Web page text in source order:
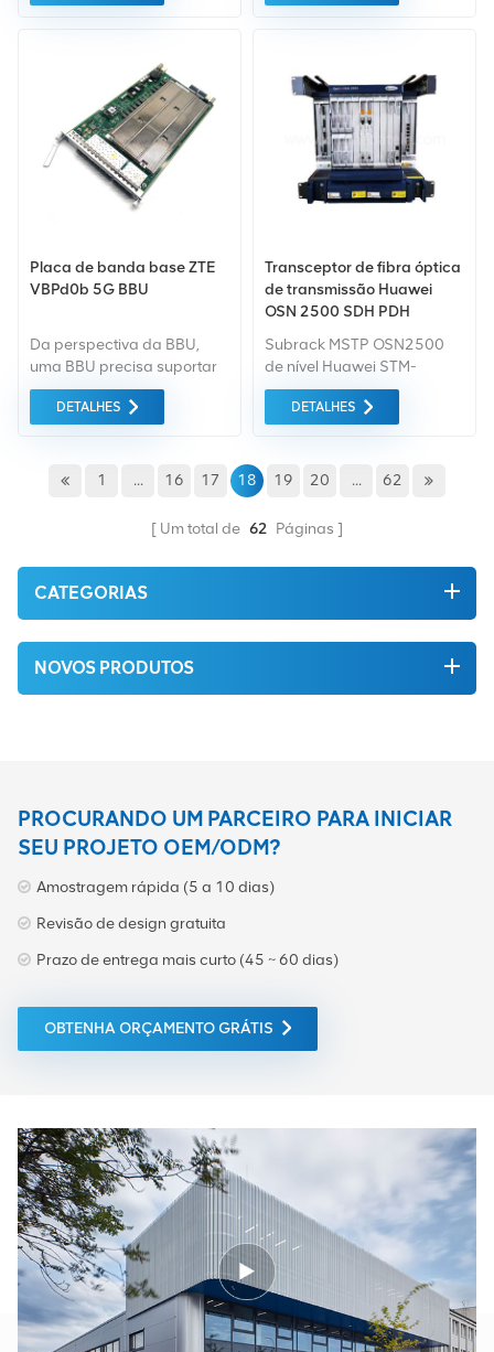
necessidades, informe-nos
de embalagem
Placa de banda base ZTE
VBPd0b 5G BBU
Da perspectiva da BBU,
uma BBU precisa suportar
4G e 5G, e tem capacidade
de configuração e
DETALHES
Transceptor de fibra óptica
de transmissão Huawei
OSN 2500 SDH PDH
Subrack MSTP OSN2500
de nível Huawei STM-
16/STM-4 com 12 slots de
serviço, equipado com
DETALHES
1 ... 16 17 18 19 20 ... 62
Um total de 62 Páginas
CATEGORIAS
NOVOS PRODUTOS
PROCURANDO UM PARCEIRO PARA INICIAR
SEU PROJETO OEM/ODM?
Amostragem rápida (5 a 10 dias)
Revisão de design gratuita
Prazo de entrega mais curto (45 ~ 60 dias)
OBTENHA ORÇAMENTO GRÁTIS